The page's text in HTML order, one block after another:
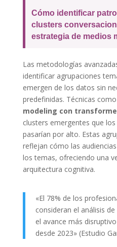
Cómo identificar
clusters
estrategia de medios
Las metodologías
identificar agrupaciones
emergen de los datos sin
predefinidas. Técnicas
modeling con
clusters emergentes que
pasarían por alto. Estas
reflejan cómo las
los temas, ofreciendo una
arquitectura cognitiva.
«El 78% de los
consideran el análisis
el avance más
desde 2023» (Estudio